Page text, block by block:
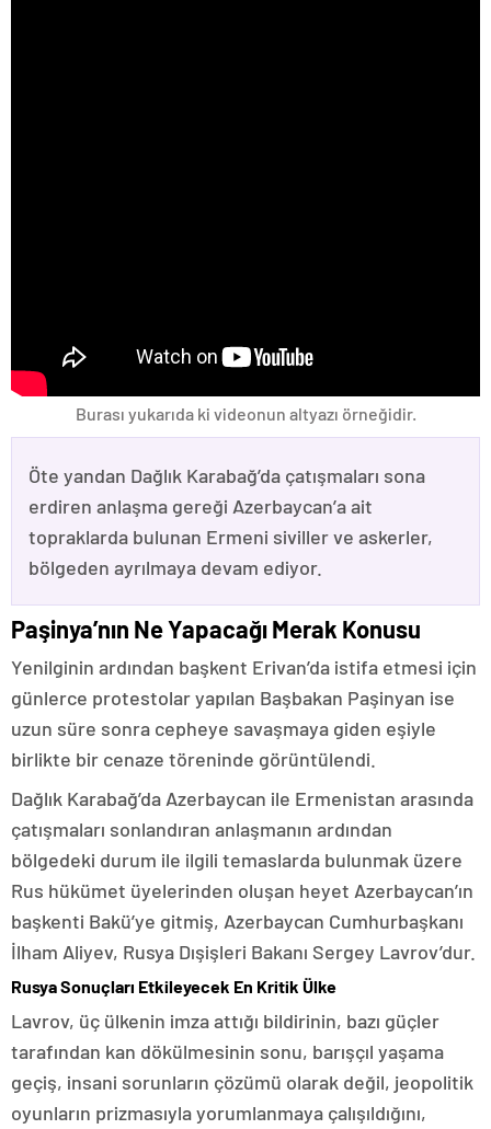
Burası yukarıda ki videonun altyazı örneğidir.
Öte yandan Dağlık Karabağ’da çatışmaları sona
erdiren anlaşma gereği Azerbaycan’a ait
topraklarda bulunan Ermeni siviller ve askerler,
bölgeden ayrılmaya devam ediyor.
Paşinya’nın Ne Yapacağı Merak Konusu
Yenilginin ardından başkent Erivan’da istifa etmesi için
günlerce protestolar yapılan Başbakan Paşinyan ise
uzun süre sonra cepheye savaşmaya giden eşiyle
birlikte bir cenaze töreninde görüntülendi.
Dağlık Karabağ’da Azerbaycan ile Ermenistan arasında
çatışmaları sonlandıran anlaşmanın ardından
bölgedeki durum ile ilgili temaslarda bulunmak üzere
Rus hükümet üyelerinden oluşan heyet Azerbaycan’ın
başkenti Bakü’ye gitmiş, Azerbaycan Cumhurbaşkanı
İlham Aliyev, Rusya Dışişleri Bakanı Sergey Lavrov’dur.
Rusya Sonuçları Etkileyecek En Kritik Ülke
Lavrov, üç ülkenin imza attığı bildirinin, bazı güçler
tarafından kan dökülmesinin sonu, barışçıl yaşama
geçiş, insani sorunların çözümü olarak değil, jeopolitik
oyunların prizmasıyla yorumlanmaya çalışıldığını,